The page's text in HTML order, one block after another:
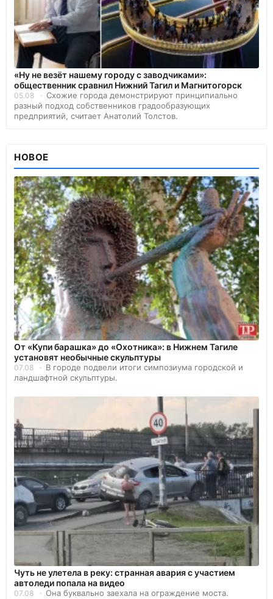
«Ну не везёт нашему городу с заводчиками»:
общественник сравнил Нижний Тагил и Магнитогорск
05.08
Схожие города демонстрируют принципиально
разный подход собственников градообразующих
предприятий, считает Анатолий Толстов.
НОВОЕ
От «Купи барашка» до «Охотника»: в Нижнем Тагиле
установят необычные скульптуры
07.08
В городе подвели итоги симпозиума городской и
ландшафтной скульптуры.
Чуть не улетела в реку: странная авария с участием
автоледи попала на видео
07.08 Она буквально заехала на ограждение моста.